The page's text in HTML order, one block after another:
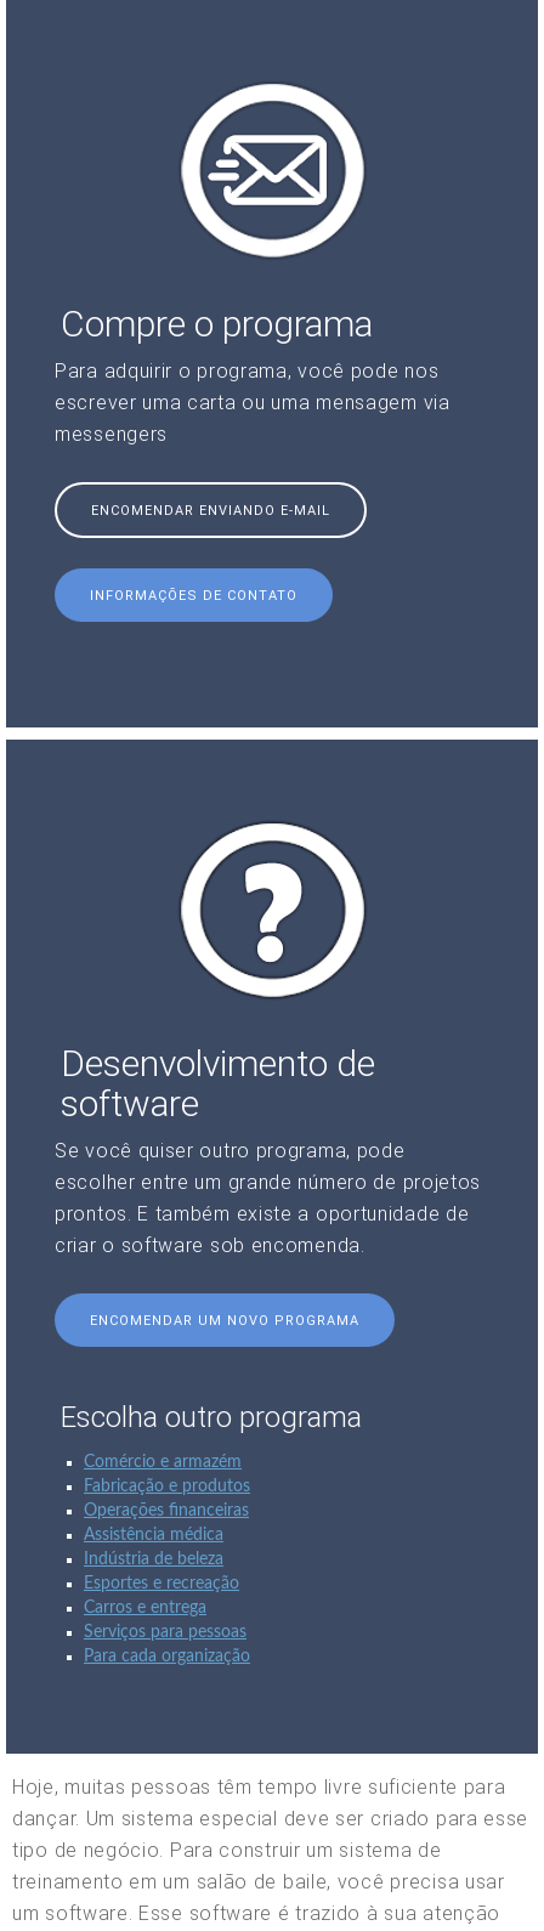
Compre o programa
Para adquirir o programa, você pode nos
escrever uma carta ou uma mensagem via
messengers
ENCOMENDAR ENVIANDO E-MAIL
INFORMAÇÕES DE CONTATO
Desenvolvimento de
software
Se você quiser outro programa, pode
escolher entre um grande número de projetos
prontos. E também existe a oportunidade de
criar o software sob encomenda.
ENCOMENDAR UM NOVO PROGRAMA
Escolha outro programa
Comércio e armazém
Fabricação e produtos
Operações financeiras
Assistência médica
Indústria de beleza
Esportes e recreação
Carros e entrega
Serviços para pessoas
Para cada organização
Hoje, muitas pessoas têm tempo livre suficiente para
dançar. Um sistema especial deve ser criado para esse
tipo de negócio. Para construir um sistema de
treinamento em um salão de baile, você precisa usar
um software. Esse software é trazido à sua atenção